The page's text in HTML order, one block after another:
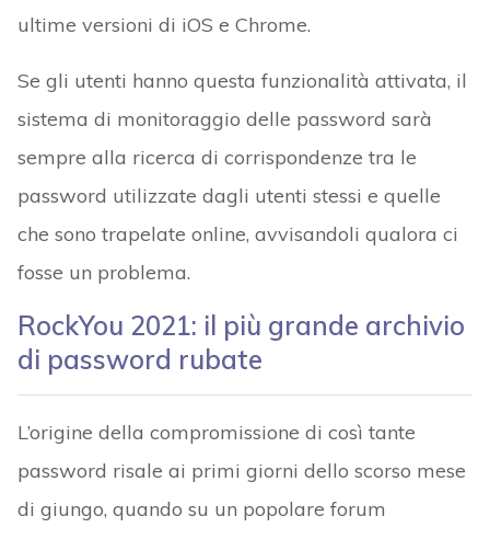
ultime versioni di iOS e Chrome.
Se gli utenti hanno questa funzionalità attivata, il
sistema di monitoraggio delle password sarà
sempre alla ricerca di corrispondenze tra le
password utilizzate dagli utenti stessi e quelle
che sono trapelate online, avvisandoli qualora ci
fosse un problema.
RockYou 2021: il più grande archivio
di password rubate
L’origine della compromissione di così tante
password risale ai primi giorni dello scorso mese
di giungo, quando su un popolare forum